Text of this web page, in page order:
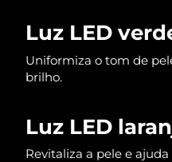
Luz LED
Uniformiza o tom de
brilho.
Luz LED
Revitaliza a pele e
Reunião
Romênia
Rússia
Arábia Saudita